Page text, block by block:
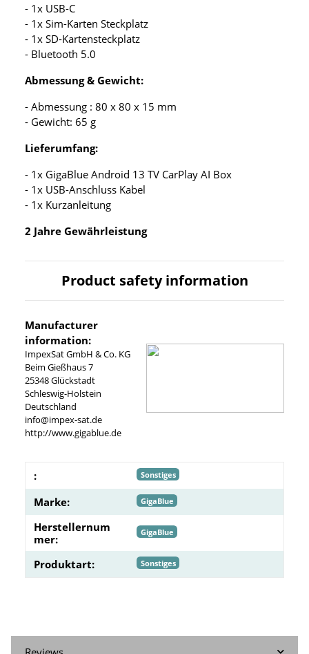
- 1x USB-C
- 1x Sim-Karten Steckplatz
- 1x SD-Kartensteckplatz
- Bluetooth 5.0
Abmessung & Gewicht:
- Abmessung : 80 x 80 x 15 mm
- Gewicht: 65 g
Lieferumfang:
- 1x GigaBlue Android 13 TV CarPlay AI Box
- 1x USB-Anschluss Kabel
- 1x Kurzanleitung
2 Jahre Gewährleistung
Product safety information
Manufacturer
information:
ImpexSat GmbH & Co. KG
Beim Gießhaus 7
25348 Glückstadt
Schleswig-Holstein
Deutschland
info@impex-sat.de
http://www.gigablue.de
: Sonstiges
Marke: GigaBlue
Herstellernum
mer:
GigaBlue
Produktart: Sonstiges